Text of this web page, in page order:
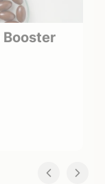
Booster